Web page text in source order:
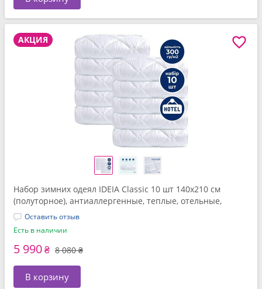
АКЦИЯ
Набор зимних одеял IDEIA Classic 10 шт 140x210 см
(полуторное), антиаллергенные, теплые, отельные,
белыеОставить отзыв
Есть в наличии
5 990₴ 8 080 ₴
В корзину